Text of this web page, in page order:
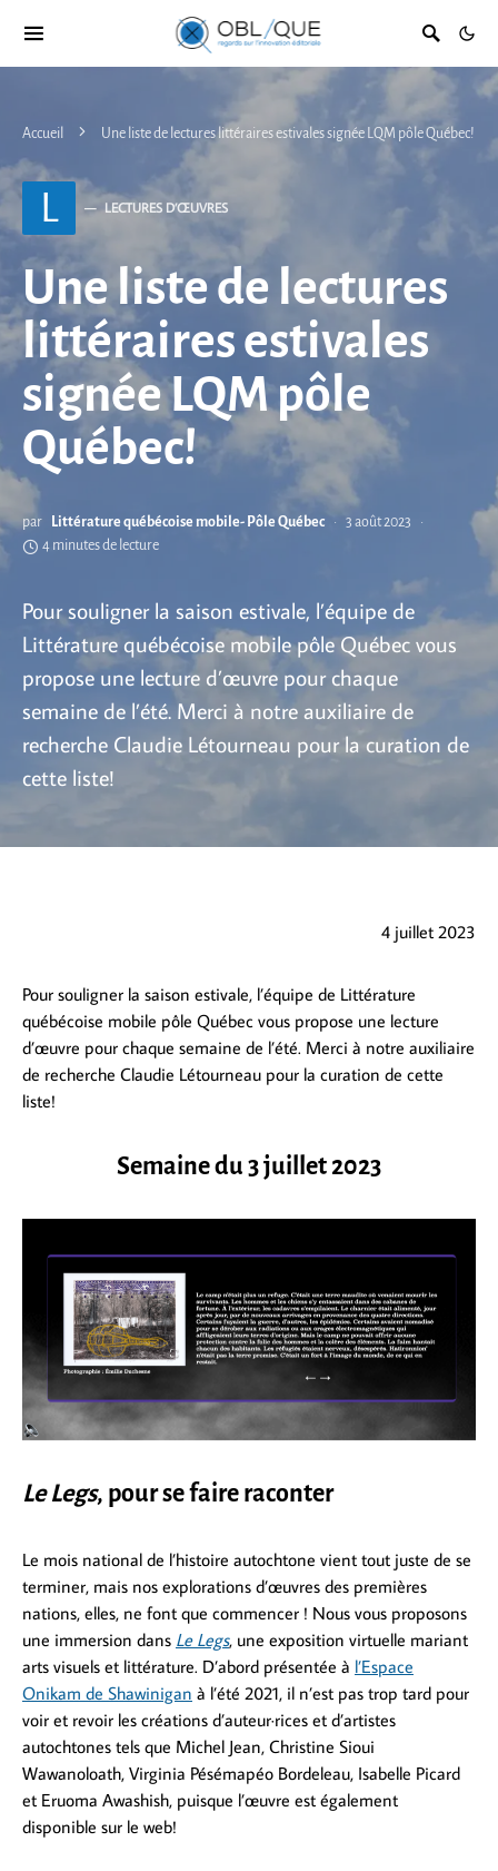
Accueil Une liste de lectures littéraires estivales signée LQM pôle Québec!
L LECTURES D’ŒUVRES
Une liste de lectures
littéraires estivales
signée LQM pôle
Québec!
par Littérature québécoise mobile- Pôle Québec
3 août 2023
4 minutes de lecture
Pour souligner la saison estivale, l’équipe de
Littérature québécoise mobile pôle Québec vous
propose une lecture d’œuvre pour chaque
semaine de l’été. Merci à notre auxiliaire de
recherche Claudie Létourneau pour la curation de
cette liste!
4 juillet 2023
Pour souligner la saison estivale, l’équipe de Littérature
québécoise mobile pôle Québec vous propose une lecture
d’œuvre pour chaque semaine de l’été. Merci à notre auxiliaire
de recherche Claudie Létourneau pour la curation de cette
liste!
Semaine du 3 juillet 2023
Le Legs, pour se faire raconter
Le mois national de l’histoire autochtone vient tout juste de se
terminer, mais nos explorations d’œuvres des premières
nations, elles, ne font que commencer ! Nous vous proposons
une immersion dans Le Legs, une exposition virtuelle mariant
arts visuels et littérature. D’abord présentée à l’Espace
Onikam de Shawinigan à l’été 2021, il n’est pas trop tard pour
voir et revoir les créations d’auteur·rices et d’artistes
autochtones tels que Michel Jean, Christine Sioui
Wawanoloath, Virginia Pésémapéo Bordeleau, Isabelle Picard
et Eruoma Awashish, puisque l’œuvre est également
disponible sur le web!